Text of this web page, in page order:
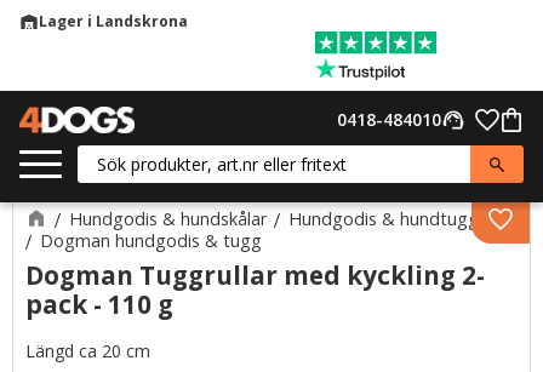
warehouseLager i Landskrona
support_agent
0418-484010
Hundgodis & hundskålar
Hundgodis & hundtugg
Dogman hundgodis & tugg
Dogman Tuggrullar med kyckling 2-
pack - 110 g
Längd ca 20 cm